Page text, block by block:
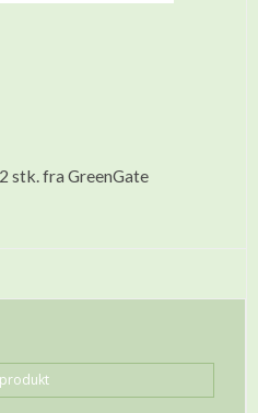
stk. fra GreenGate